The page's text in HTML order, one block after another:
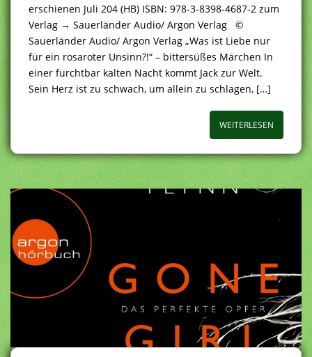
erschienen Juli 204 (HB) ISBN: 978-3-8398-4687-2 zum
Verlag → Sauerländer Audio/ Argon Verlag ©
Sauerländer Audio/ Argon Verlag „Was ist Liebe nur
für ein rosaroter Unsinn?!“ – bittersüßes Märchen In
einer furchtbar kalten Nacht kommt Jack zur Welt.
Sein Herz ist zu schwach, um allein zu schlagen, […]
WEITERLESEN